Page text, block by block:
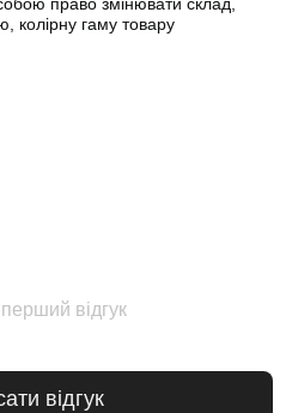
колірну гаму товару
відгук
відгук